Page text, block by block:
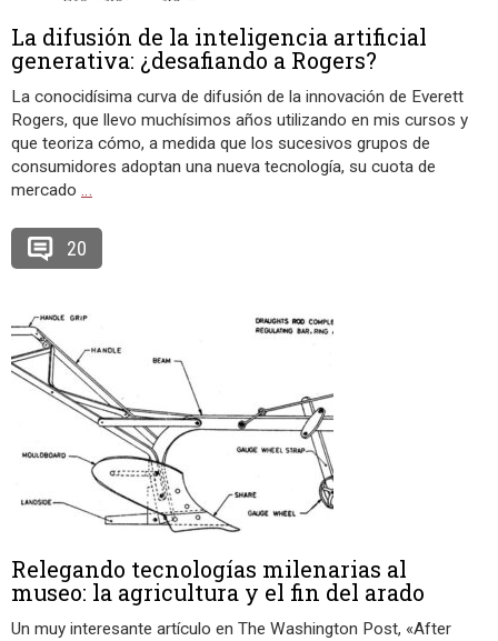
La difusión de la inteligencia artificial
generativa: ¿desafiando a Rogers?
La conocidísima curva de difusión de la innovación de Everett
Rogers, que llevo muchísimos años utilizando en mis cursos y
que teoriza cómo, a medida que los sucesivos grupos de
consumidores adoptan una nueva tecnología, su cuota de
mercado …
20
Relegando tecnologías milenarias al
museo: la agricultura y el fin del arado
Un muy interesante artículo en The Washington Post, «After